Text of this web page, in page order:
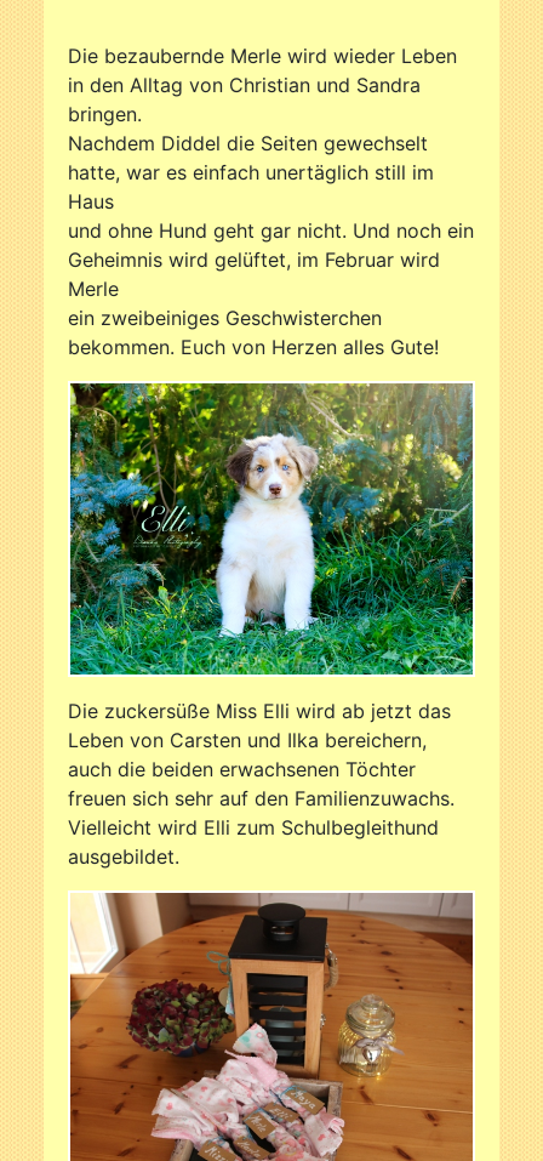
Die bezaubernde Merle wird wieder Leben
in den Alltag von Christian und Sandra
bringen.
Nachdem Diddel die Seiten gewechselt
hatte, war es einfach unertäglich still im
Haus
und ohne Hund geht gar nicht. Und noch ein
Geheimnis wird gelüftet, im Februar wird
Merle
ein zweibeiniges Geschwisterchen
bekommen. Euch von Herzen alles Gute!
Die zuckersüße Miss Elli wird ab jetzt das
Leben von Carsten und Ilka bereichern,
auch die beiden erwachsenen Töchter
freuen sich sehr auf den Familienzuwachs.
Vielleicht wird Elli zum Schulbegleithund
ausgebildet.